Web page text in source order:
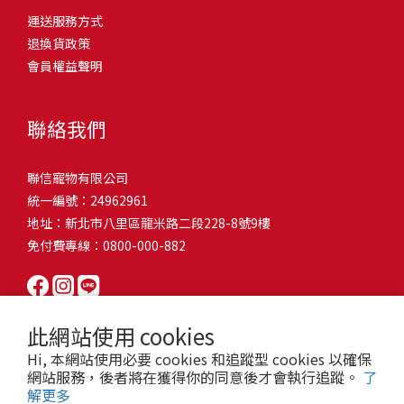
此網站使用 cookies
Hi, 本網站使用必要 cookies 和追蹤型 cookies 以確保
網站服務，後者將在獲得你的同意後才會執行追蹤。 了
解更多
和獨立能力。 幼犬訓練常見問題Q1: 幾個月大的幼犬最適合開始訓
練？A: 訓練可從幼犬到家首日開始（約8-10週大）。3-16週是社會
化黃金期，每次訓練控制在5-10分鐘內。Q2: 幼犬如廁訓練需要多久
屬啃咬玩具作替代品，發現不當啃咬時堅定說「不」，並引導至適
尿尿？A: 建立固定如廁時間表，成功時立即獎勵。限制活動範圍並
密切監督。意外發生時不責罵，使用專用除臭劑徹底清理。Q5: 幼犬
一直吠叫怎麼辦？A: 找出原因（尋求注意力、警戒、焦慮）。訓練
「安靜」指令，停止吠叫時獎勵。避免對吠叫作出反應，確保充分
向獎勵比懲罰更有效且健康。懲罰可能導致恐懼或攻擊行為，破壞
狗狗怎麼辦？A: 循序漸進社交化，從友善成犬開始。不強迫互動，
正面經驗後給予獎勵。考慮參加專業幼犬社交課程。Q8: 幼犬分離焦
慮要如何處理？A: 練習短暫分離，逐漸延長。離開和返家時保持低
調。提供能分散注意力的玩具，建立可預測的離家儀式。每隻幼犬
熱，水分流失快，腸道可能變得敏感，導致糞便變軟或拉稀。如果
換季時沒有適當調整環境，貓咪的腸胃就可能跟著「鬧脾氣」。冬
天注意保暖，提供暖墊、厚毯，避免冷風直吹。夏天補充水分，可
像是開冷氣又突然關掉，容易讓貓咪腸胃受影響。重點提醒：換季
時，記得關心貓咪的腸胃狀況，適當調整環境，幫助毛孩適應！ 貓
有血絲、異味特別重，那就要小心可能是 寄生蟲感染（如蛔蟲、鈎
蟲、球蟲）或腸胃炎、腸道疾病。這類情況會影響營養吸收，長期
下來甚至可能造成貓咪消瘦、免疫力下降。定期驅蟲（幼貓建議每
月一次，成貓每 3~6 個月一次）。觀察貓咪精神狀態，如果還伴隨
嘔吐、食慾下降，務必儘早就醫。重點提醒：如果貓咪拉肚子超過 2
天，或糞便異常，應立即帶去獸醫院檢查！ 貓咪拉肚子原因5. 情緒
壓力影響腸胃壓力不只影響人類，也會影響貓咪的腸胃！過度緊
張、焦慮、驚嚇（如煙火聲、大聲喧嘩），都可能讓貓咪拉肚子。
尤其是個性敏感的貓咪，對變化的適應力比較低，壓力一大，腸胃
就先「罷工」。減少壓力來源，盡量讓貓咪的作息固定。給貓咪陪
活中輕鬆改善看到滿屋子的貓毛是不是很抓狂？別擔心！其實只要
透過一些簡單的日常照護方式，就能有效減少貓咪掉毛情況。從梳
毛、洗澡到增加互動和營養調整，這些小撇步不僅能幫助貓咪維持
行動吧！ 預防貓掉毛方法1：勤勞梳毛養貓必備神器就是各種梳子
啦！勤勞梳毛是最直接有效的掉毛控制方法。定期梳理可以幫貓咪
髮打結和皮膚問題。建議週期：短毛貓每週梳1-2次，長毛貓則建議
2-3天梳一次。挑選合適的梳具也很重要，可以準備橡膠刷、鬃毛刷
或專用脫毛梳，依照毛質選擇。記得將梳毛變成愉快的日常儀式，
不僅能增加你們的互動時間，也讓貓咪享受被梳理的舒適感！預防
貓掉毛方法2：定期洗澡「貓咪會自己清潔，不需要洗澡」這個想法
其實不完全正確哦！適當的洗澡能幫助貓咪清除死毛和皮屑，減少
澡頻率不宜過高，一般室內貓咪1-3個月洗一次就足夠，過度洗澡反
而會造成皮膚乾燥。選擇專為貓咪設計的溫和洗毛精，洗後一定要
完全吹乾，避免濕毛造成皮膚問題。如果貓咪特別害怕洗澡，可以
的紙箱。建議一開始可以購買單價較低的入門款，觀察一下貓咪的
使用狀況，再考慮購買「豪宅」！ 項目費用用品貓碗$300貓窩
$500貓跳台$1,500貓砂盆$500貓抓板$300外出籠$1,000一次性養貓
咪是非常需要安全感的動物，可以準備一個專屬他的「寶座」，當
花費3：貓跳台貓咪雖然不需要外出進行放電，但在家中還是需要擺
放高度適合的貓跳台提供貓咪玩耍，貓跳台與貓窩相同，能給予貓
咪對於環境的安全感。一次性養貓用品相關花費4：貓砂盆貓咪排泄
用品，可選擇合適貓咪體型大小，不宜過小。一次性養貓用品相關
想，需要準備一個能夠讓牠們放肆磨爪的貓抓板。一次性養貓用品
時，外出籠就非常重要，平常也可以適度讓貓咪適應外出籠，避免
緊急情況時，貓咪過度抗拒。總結來說貓咪在健康及用品的一次性
費用大約落在 $ 7900~ $ 11600不等。雖說金額看起來不少，但以上
運送服務方式
退換貨政策
會員權益聲明
聯絡我們
聯信寵物有限公司
統一編號：24962961
地址：新北市八里區龍米路二段228-8號9樓
免付費專線：0800-000-882